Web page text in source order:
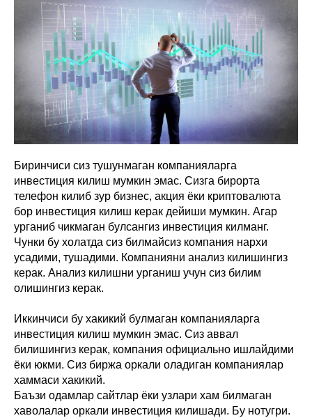
Биринчиси сиз тушунмаган компанияларга
инвестиция килиш мумкин эмас. Сизга бирорта
телефон килиб зур бизнес, акция ёки криптовалюта
бор инвестиция килиш керак дейиши мумкин. Агар
урганиб чикмаган булсангиз инвестиция килманг.
Чунки бу холатда сиз билмайсиз компания нархи
усадими, тушадими. Компанияни анализ килишингиз
керак. Анализ килишни урганиш учун сиз билим
олишингиз керак.
Иккинчиси бу хакикий булмаган компанияларга
инвестиция килиш мумкин эмас. Сиз аввал
билишингиз керак, компания официально ишлайдими
ёки юкми. Сиз биржа оркали оладиган компаниялар
хаммаси хакикий.
Баъзи одамлар сайтлар ёки узлари хам билмаган
хаволалар оркали инвестиция килишади. Бу нотугри.